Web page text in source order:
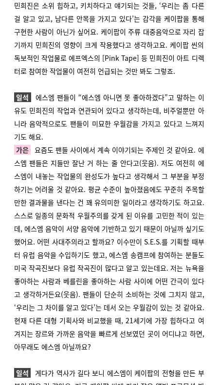
민희진은 소위 힙하고, 키치하다고 얘기되는 것들, ‘우리는 좀 다른
걸 알고 있고, 남다른 안목을 가지고 있다’는 감각을 케이팝을 통해
구현한 사람이 아닌가 싶어요. 케이팝이 주류 대중음악으로 자리 잡
기까지 민희진의 영향이 크게 작용했다고 생각하고요. 케이팝 씬의
독보적인 작업물로 에프엑스의 [Pink Tape] 등 민희진이 아트 디렉
터로 참여한 작업물이 여전히 언급되는 것만 봐도 그렇죠.
일석
에스엠 팬들이 “에스엠 아니면 못 좋아하겠다”고 말하는 이
유도 민희진의 작업과 연관되어 있다고 생각하는데, 비주얼뿐만 아
니라 음악적으로도 팬들이 미묘한 우월감을 가지고 있다고 느껴지
기도 해요.
가은 요즘도 팬들 사이에서 계속 이야기되는 주제인 것 같아요. 에
스엠 팬들은 지들만 잘난 거 하는 줄 안다고(웃음). 저도 여전히 에
스엠이 내놓는 작업물의 완성도가 높다고 생각해서 그 부분을 부정
하기는 어려울 것 같아요. 평균 수준이 높아졌음에도 꾸준히 주목할
만한 결과물을 낸다는 건 꽤 유의미한 일이라고 생각하기도 하고요.
스스로 일종의 문화적 우월주의를 갖게 된 이유를 고민한 적이 있는
데, 에스엠 음악이 서양 음악에 기반하고 있기 때문이 아닐까 싶기도
했어요. 어떤 사대주의라고 할까요? 이수만이 S.E.S.를 기획할 때부
터 유럽 음악을 수입하기도 했고, 에스엠 송캠프에 참여하는 분들도
미국 작곡진보다 유럽 작곡진이 많다고 알고 있는데요. 저는 뉴욕을
좋아하는 사람과 베를린을 좋아하는 사람 사이에 어떤 간극이 있다
고 생각하거든요(웃음). 팬들이 단순히 소비하는 것에 그치지 않고,
‘우리는 그 차이를 알고 있다’는 데서 오는 우월감이 있는 것 같아요.
현재 다른 대형 기획사와 비교했을 때, 21세기에 가장 힙하다고 여
겨지는 장르와 가까운 음악을 빠르게 선보였던 곳이 어디냐고 하면,
아무래도 에스엠 아닐까요?
일석 게다가 역사가 길다 보니 에스엠이 케이팝의 전형을 만든 부